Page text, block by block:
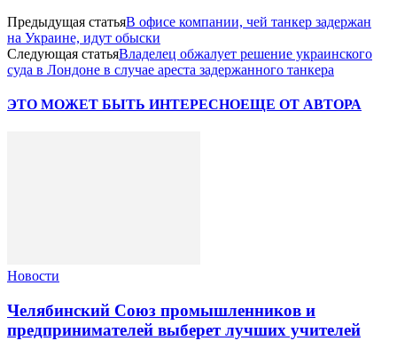
Предыдущая статьяВ офисе компании, чей танкер задержан
на Украине, идут обыски
Следующая статьяВладелец обжалует решение украинского
суда в Лондоне в случае ареста задержанного танкера
ЭТО МОЖЕТ БЫТЬ ИНТЕРЕСНОЕЩЕ ОТ АВТОРА
Новости
Челябинский Союз промышленников и
предпринимателей выберет лучших учителей